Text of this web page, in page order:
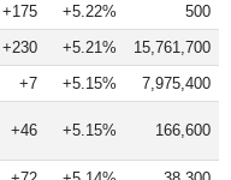
+175 +5.22%
500
+230 +5.21%
15,761,700
+7 +5.15% 7,975,400
+46 +5.15% 166,600